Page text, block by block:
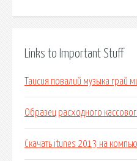
Links to Important Stuff
Таисия повалий музыка грай
Образец расходного
Скачать itunes 2013 на